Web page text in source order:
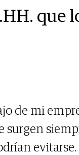
de mi
surgen